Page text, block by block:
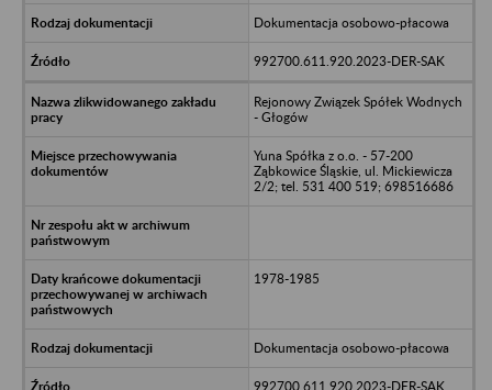
Dokumentacja osobowo-płacowa
992700.611.920.2023-DER-SAK
Rejonowy Związek Spółek Wodnych
- Głogów
Yuna Spółka z o.o. - 57-200
Ząbkowice Śląskie, ul. Mickiewicza
2/2; tel. 531 400 519; 698516686
1978-1985
Dokumentacja osobowo-płacowa
992700.611.920.2023-DER-SAK